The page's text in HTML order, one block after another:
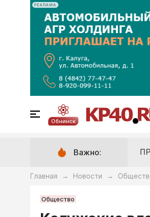
РЕКЛАМА
Обнинск
Важно:
Главная → Новости →
Общество